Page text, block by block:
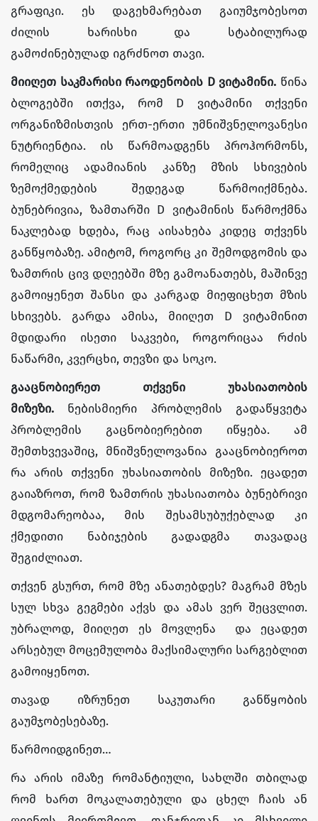
გრაფიკი. ეს დაგეხმარებათ გაიუმჯობესოთ
ძილის ხარისხი და სტაბილურად
გამოძინებულად იგრძნოთ თავი.
მიიღეთ საკმარისი რაოდენობის D ვიტამინი. წინა
ბლოგებში ითქვა, რომ D ვიტამინი თქვენი
ორგანიზმისთვის ერთ-ერთი უმნიშვნელოვანესი
ნუტრიენტია. ის წარმოადგენს პროჰორმონს,
რომელიც ადამიანის კანზე მზის სხივების
ზემოქმედების შედეგად წარმოიქმნება.
ბუნებრივია, ზამთარში D ვიტამინის წარმოქმნა
ნაკლებად ხდება, რაც აისახება კიდეც თქვენს
განწყობაზე. ამიტომ, როგორც კი შემოდგომის და
ზამთრის ცივ დღეებში მზე გამოანათებს, მაშინვე
გამოიყენეთ შანსი და კარგად მიეფიცხეთ მზის
სხივებს. გარდა ამისა, მიიღეთ D ვიტამინით
მდიდარი ისეთი საკვები, როგორიცაა რძის
ნაწარმი, კვერცხი, თევზი და სოკო.
გააცნობიერეთ თქვენი უხასიათობის
მიზეზი. ნებისმიერი პრობლემის გადაწყვეტა
პრობლემის გაცნობიერებით იწყება. ამ
შემთხვევაშიც, მნიშვნელოვანია გააცნობიეროთ
რა არის თქვენი უხასიათობის მიზეზი. ეცადეთ
გაიაზროთ, რომ ზამთრის უხასიათობა ბუნებრივი
მდგომარეობაა, მის შესამსუბუქებლად კი
ქმედითი ნაბიჯების გადადგმა თავადაც
შეგიძლიათ.
თქვენ გსურთ, რომ მზე ანათებდეს? მაგრამ მზეს
სულ სხვა გეგმები აქვს და ამას ვერ შეცვლით.
უბრალოდ, მიიღეთ ეს მოვლენა და ეცადეთ
არსებულ მოცემულობა მაქსიმალური სარგებლით
გამოიყენოთ.
თავად იზრუნეთ საკუთარი განწყობის
გაუმჯობესებაზე.
წარმოიდგინეთ…
რა არის იმაზე რომანტიული, სახლში თბილად
რომ ხართ მოკალათებული და ცხელ ჩაის ან